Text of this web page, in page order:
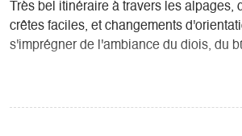
Très bel itinéraire à travers les alpages,
crêtes faciles, et changements
s'imprégner de l'ambiance du diois, du
La dernière partie est en forêt mixte